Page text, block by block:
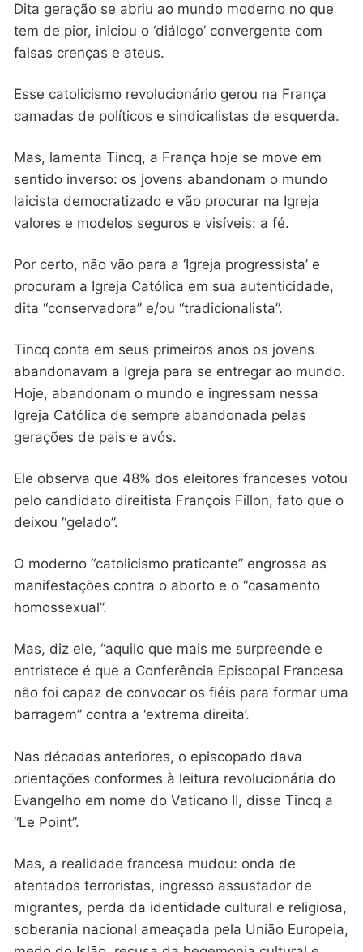
Dita geração se abriu ao mundo moderno no que
tem de pior, iniciou o ‘diálogo’ convergente com
falsas crenças e ateus.
Esse catolicismo revolucionário gerou na França
camadas de políticos e sindicalistas de esquerda.
Mas, lamenta Tincq, a França hoje se move em
sentido inverso: os jovens abandonam o mundo
laicista democratizado e vão procurar na Igreja
valores e modelos seguros e visíveis: a fé.
Por certo, não vão para a ‘Igreja progressista’ e
procuram a Igreja Católica em sua autenticidade,
dita “conservadora” e/ou “tradicionalista”.
Tincq conta em seus primeiros anos os jovens
abandonavam a Igreja para se entregar ao mundo.
Hoje, abandonam o mundo e ingressam nessa
Igreja Católica de sempre abandonada pelas
gerações de pais e avós.
Ele observa que 48% dos eleitores franceses votou
pelo candidato direitista François Fillon, fato que o
deixou “gelado”.
O moderno “catolicismo praticante” engrossa as
manifestações contra o aborto e o “casamento
homossexual”.
Mas, diz ele, “aquilo que mais me surpreende e
entristece é que a Conferência Episcopal Francesa
não foi capaz de convocar os fiéis para formar uma
barragem” contra a ‘extrema direita’.
Nas décadas anteriores, o episcopado dava
orientações conformes à leitura revolucionária do
Evangelho em nome do Vaticano II, disse Tincq a
“Le Point”.
Mas, a realidade francesa mudou: onda de
atentados terroristas, ingresso assustador de
migrantes, perda da identidade cultural e religiosa,
soberania nacional ameaçada pela União Europeia,